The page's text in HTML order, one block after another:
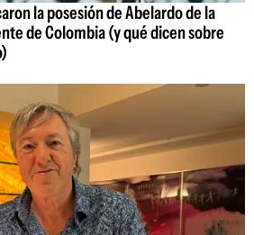
la posesión de Abelardo de la
de Colombia (y qué dicen sobre